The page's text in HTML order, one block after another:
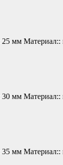
25 мм Материал::
30 мм Материал::
35 мм Материал::